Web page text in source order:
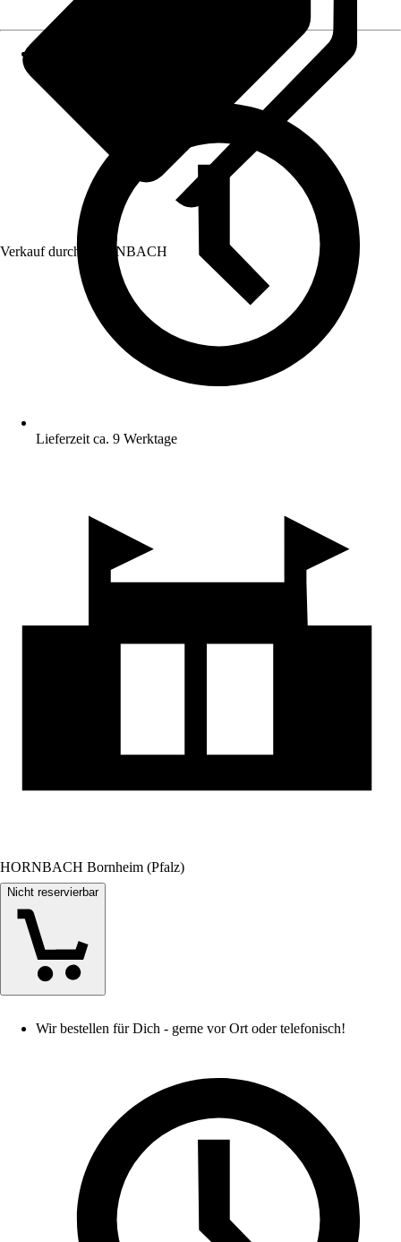
Verkauf durch: HORNBACH
Lieferzeit ca. 9 Werktage
HORNBACH Bornheim (Pfalz)
Nicht reservierbar
Wir bestellen für Dich - gerne vor Ort oder telefonisch!